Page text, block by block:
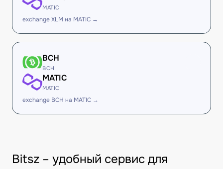
MATIC
exchange XLM на MATIC →
BCH
BCH
MATIC
MATIC
exchange BCH на MATIC →
Bitsz – удобный сервис для